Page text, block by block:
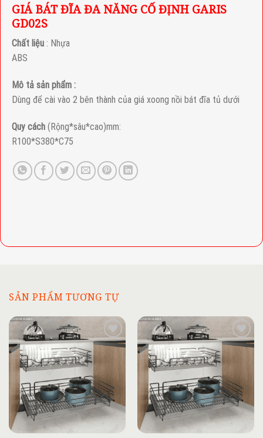
GIÁ BÁT ĐĨA ĐA NĂNG CỐ ĐỊNH GARIS
GD02S
Chất liệu : Nhựa
ABS
Mô tả sản phẩm :
Dùng để cài vào 2 bên thành của giá xoong nồi bát đĩa tủ dưới
Quy cách (Rộng*sâu*cao)mm:
R100*S380*C75
SẢN PHẨM TƯƠNG TỰ
Add to
Add to